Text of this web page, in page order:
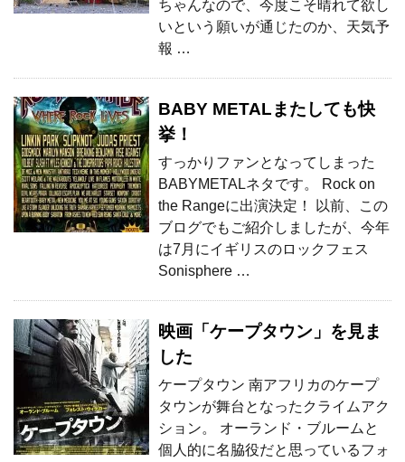
ちゃんなので、今度こそ晴れて欲し
いという願いが通じたのか、天気予
報 …
BABY METALまたしても快
挙！
すっかりファンとなってしまった
BABYMETALネタです。 Rock on
the Rangeに出演決定！ 以前、この
ブログでもご紹介しましたが、今年
は7月にイギリスのロックフェス
Sonisphere …
映画「ケープタウン」を見ま
した
ケープタウン 南アフリカのケープ
タウンが舞台となったクライムアク
ション。 オーランド・ブルームと
個人的に名脇役だと思っているフォ